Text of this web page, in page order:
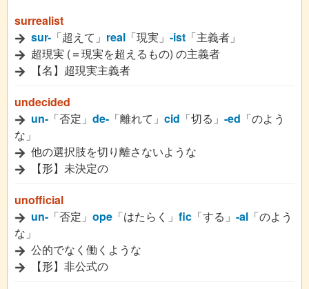
surrealist
sur- 「超えて」 real 「現実」 -ist 「主義者」
超現実 (＝現実を超えるもの) の主義者
【名】超現実主義者
undecided
un- 「否定」 de- 「離れて」 cid 「切る」 -ed 「のよう
な」
他の選択肢を切り離さないような
【形】未決定の
unofficial
un- 「否定」 ope 「はたらく」 fic 「する」 -al 「のよう
な」
公的でなく働くような
【形】非公式の